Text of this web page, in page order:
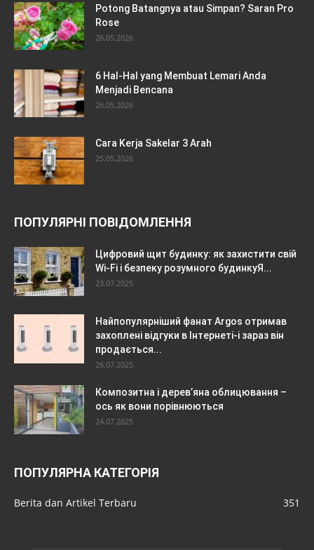
Potong Batangnya atau Simpan? Saran Pro
Rose
26.05.2026
6 Hal-Hal yang Membuat Lemari Anda
Menjadi Bencana
26.05.2026
Cara Kerja Sakelar 3 Arah
25.05.2026
ПОПУЛЯРНІ ПОВІДОМЛЕННЯ
Цифровий щит будинку: як захистити свій
Wi-Fi і безпеку розумного будинкуЯ...
23.07.2025
Найпопулярніший фанат Argos отримав
захоплені відгуки в Інтернеті-і зараз він
продається...
26.07.2025
Композитна і дерев’яна облицювання –
ось як вони порівнюються
24.07.2025
ПОПУЛЯРНА КАТЕГОРІЯ
Berita dan Artikel Terbaru 351